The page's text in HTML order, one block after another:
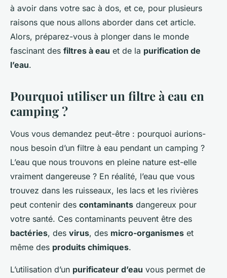
à avoir dans votre sac à dos, et ce, pour plusieurs
raisons que nous allons aborder dans cet article.
Alors, préparez-vous à plonger dans le monde
fascinant des filtres à eau et de la purification de
l’eau.
Pourquoi utiliser un filtre à eau en
camping ?
Vous vous demandez peut-être : pourquoi aurions-
nous besoin d’un filtre à eau pendant un camping ?
L’eau que nous trouvons en pleine nature est-elle
vraiment dangereuse ? En réalité, l’eau que vous
trouvez dans les ruisseaux, les lacs et les rivières
peut contenir des contaminants dangereux pour
votre santé. Ces contaminants peuvent être des
bactéries, des virus, des micro-organismes et
même des produits chimiques.
L’utilisation d’un purificateur d’eau vous permet de